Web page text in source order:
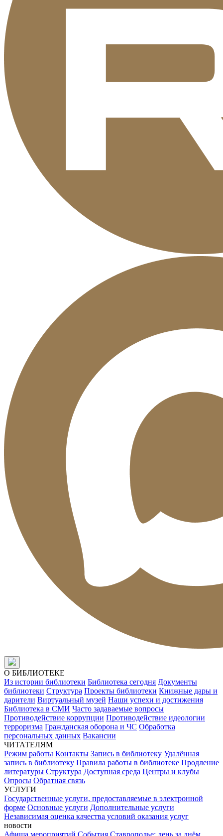
О БИБЛИОТЕКЕ
Из истории библиотеки Библиотека сегодня Документы
библиотеки Структура Проекты библиотеки Книжные дары и
дарители Виртуальный музей Наши успехи и достижения
Библиотека в СМИ Часто задаваемые вопросы
Противодействие коррупции Противодействие идеологии
терроризма Гражданская оборона и ЧС Обработка
персональных данных Вакансии
ЧИТАТЕЛЯМ
Режим работы Контакты Запись в библиотеку Удалённая
запись в библиотеку Правила работы в библиотеке Продление
литературы Структура Доступная среда Центры и клубы
Опросы Обратная связь
УСЛУГИ
Государственные услуги, предоставляемые в электронной
форме Основные услуги Дополнительные услуги
Независимая оценка качества условий оказания услуг
новости
Афиша мероприятий События Ставрополье: день за днём